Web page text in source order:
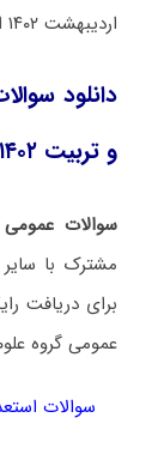
اردیبهشت ۱۴۰۲ اعلام خواهد شد.
دانلود
و تربیت ۱۴۰۲
سوالات
مشترک با
برای دریافت
عمومی گروه
سوالات